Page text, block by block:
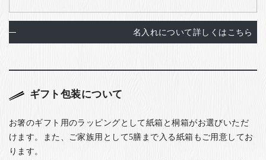
名入れについて詳しくはこちら
ギフト包装について
お箸のギフト用のラッピングとして紙箱と桐箱がお選びいただ
けます。また、ご家族用として5膳まで入る紙箱もご用意してお
ります。